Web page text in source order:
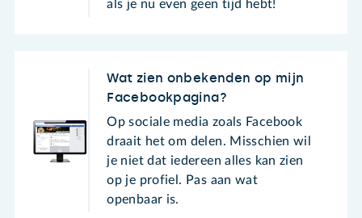
als je nu even geen tijd hebt!
Wat zien onbekenden op mijn
Facebookpagina?
Op sociale media zoals Facebook
draait het om delen. Misschien wil
je niet dat iedereen alles kan zien
op je profiel. Pas aan wat
openbaar is.